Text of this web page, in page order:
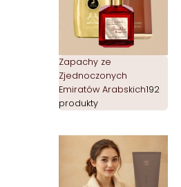
Zapachy ze
Zjednoczonych
Emiratów Arabskich192
produkty